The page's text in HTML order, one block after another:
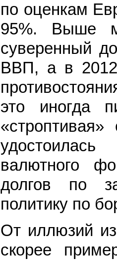
по оценкам
95%. Выше
суверенный
ВВП, а в 2012
это иногда
валютного
долгов по
политику по
От иллюзий
скорее